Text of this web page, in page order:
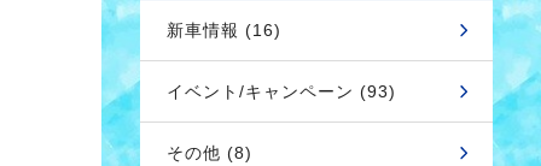
新車情報 (16)
イベント/キャンペーン (93)
その他 (8)